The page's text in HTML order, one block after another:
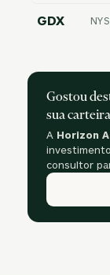
GDX
Gostou
sua
A Horizon
consultor